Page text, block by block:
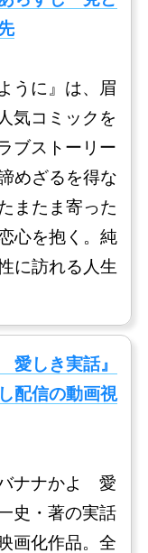
うに』は、眉
気コミックを
ブストーリー
めざるを得な
またま寄った
心を抱く。純
に訪れる人生
愛しき実話』
配信の動画視
バナナかよ 愛
史・著の実話
画化作品。全